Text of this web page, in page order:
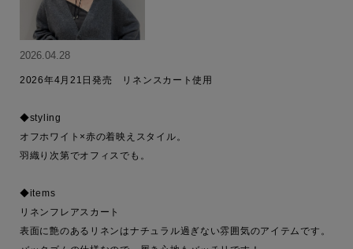
2026.04.28
2026年4月21日発売　リネンスカート使用
◆styling
オフホワイト×赤の着映えスタイル。
羽織り次第でオフィスでも。
◆items
リネンフレアスカート
表面に艶のあるリネンはナチュラル過ぎない雰囲気のアイテムです。